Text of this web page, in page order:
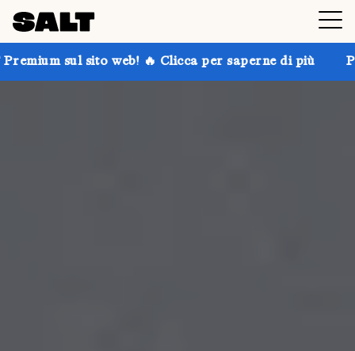
🔥 Clicca per saperne di più Prendi fino al